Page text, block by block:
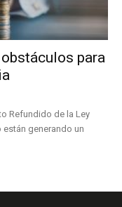
para
Refundido de la Ley
generando un